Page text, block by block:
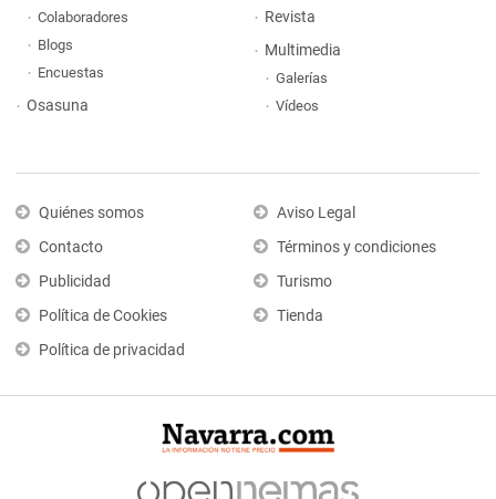
Colaboradores
Blogs
Encuestas
Osasuna
Revista
Multimedia
Galerías
Vídeos
Quiénes somos
Contacto
Publicidad
Política de Cookies
Política de privacidad
Aviso Legal
Términos y condiciones
Turismo
Tienda